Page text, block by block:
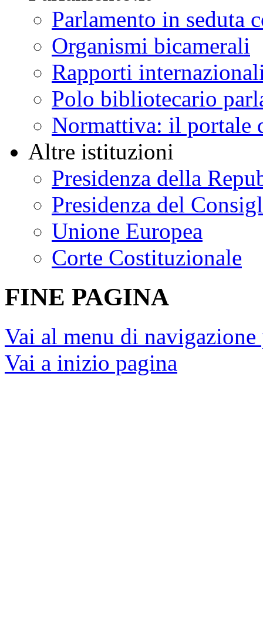
Parlamento in seduta
Organismi bicamerali
Rapporti
Polo bibliotecario
Normattiva: il portale
Altre istituzioni
Presidenza della
Presidenza del
Unione Europea
Corte Costituzionale
FINE PAGINA
Vai al menu di
Vai a inizio pagina